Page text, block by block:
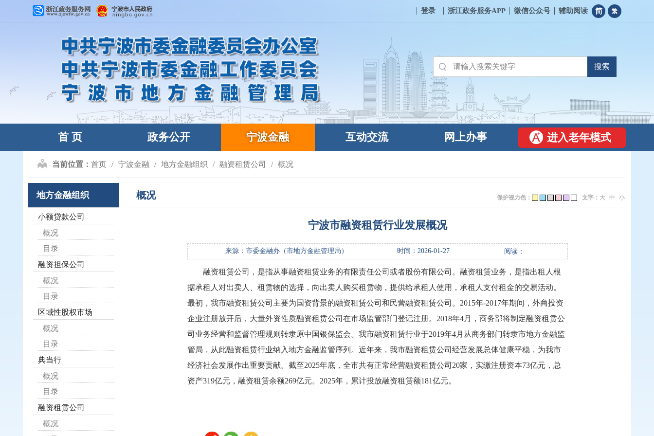
登录 浙江政务服务APP 微信公众号 辅助阅读 简 繁
首 页 政务公开 宁波金融 互动交流 网上办事 进入老年模式
当前位置： 首页 宁波金融 地方金融组织 融资租赁公司 概况
地方金融组织
小额贷款公司
概况
目录
融资担保公司
概况
目录
区域性股权市场
概况
目录
典当行
概况
目录
融资租赁公司
概况
概况 文字： 大 中 小
保护视力色：
宁波市融资租赁行业发展概况
来源：市委金融办（市地方金融管理局） 时间：2026-01-27 阅读：
融资租赁公司，是指从事融资租赁业务的有限责任公司或者股份有限公司。融资租赁业务，是指出租人根
据承租人对出卖人、租赁物的选择，向出卖人购买租赁物，提供给承租人使用，承租人支付租金的交易活动。
最初，我市融资租赁公司主要为国资背景的融资租赁公司和民营融资租赁公司。2015年-2017年期间，外商投资
企业注册放开后，大量外资性质融资租赁公司在市场监管部门登记注册。2018年4月，商务部将制定融资租赁公
司业务经营和监督管理规则转隶原中国银保监会。我市融资租赁行业于2019年4月从商务部门转隶市地方金融监
管局，从此融资租赁行业纳入地方金融监管序列。近年来，我市融资租赁公司经营发展总体健康平稳，为我市
经济社会发展作出重要贡献。截至2025年底，全市共有正常经营融资租赁公司20家，实缴注册资本73亿元，总
资产319亿元，融资租赁余额269亿元。2025年，累计投放融资租赁额181亿元。